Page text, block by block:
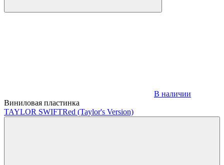
В наличии
Виниловая пластинка
TAYLOR SWIFTRed (Taylor's Version)